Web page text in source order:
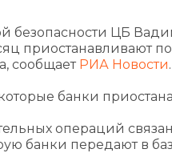
ЦБ
приостанавливают
сообщаетРИА Новости.
банки
операций
банки передают в